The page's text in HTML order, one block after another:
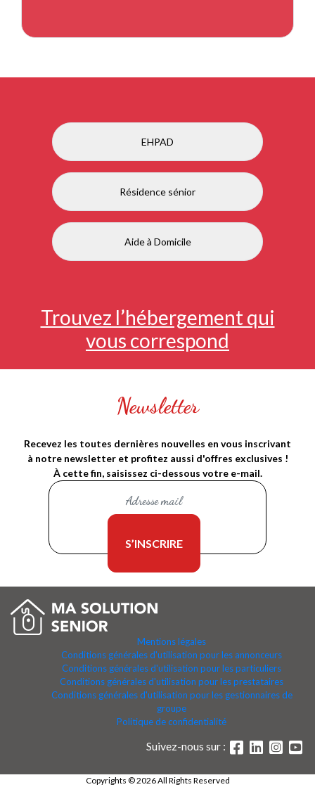
EHPAD
Résidence sénior
Aide à Domicile
Trouvez l’hébergement qui
vous correspond
Newsletter
Recevez les toutes dernières nouvelles en vous inscrivant
à notre newsletter et profitez aussi d'offres exclusives !
À cette fin, saisissez ci-dessous votre e-mail.
Mentions légales
Conditions générales d'utilisation pour les annonceurs
Conditions générales d'utilisation pour les particuliers
Conditions générales d'utilisation pour les prestataires
Conditions générales d'utilisation pour les gestionnaires de
groupe
Politique de confidentialité
Suivez-nous sur :
Copyrights © 2026 All Rights Reserved